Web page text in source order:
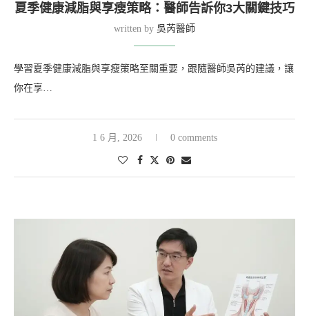
夏季健康減脂與享瘦策略：醫師告訴你3大關鍵技巧
written by 吳芮醫師
學習夏季健康減脂與享瘦策略至關重要，跟隨醫師吳芮的建議，讓
你在享…
1 6 月, 2026 0 comments